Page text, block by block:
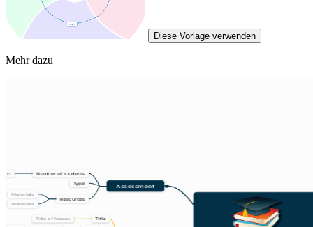
Diese Vorlage verwenden
Mehr dazu